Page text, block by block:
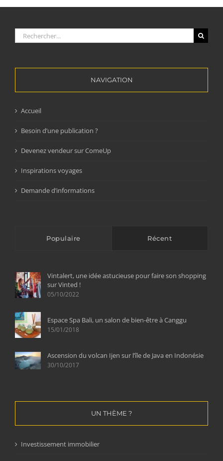
Rechercher:
NAVIGATION
Accueil
Besoin d’une publication ?
Devenez vendeur sur ComeUp
Inspirations voyages
Demande d’informations
Populaire Récent
Vintalert, une idée astucieuse pour faire son shopping
sur Vinted !
05/10/2022
Espace Spa Bali, un salon de bien-être à Canggu
15/01/2018
Ascension du volcan Ijen sur l’île de Java en Indonésie
30/10/2017
UN THÈME ?
Investissement immobilier